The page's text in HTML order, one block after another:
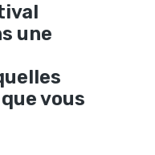
une
vous